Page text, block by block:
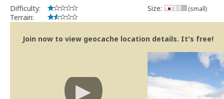
Difficulty:
Terrain:
Size: (small)
Join now to view geocache location details. It's free!